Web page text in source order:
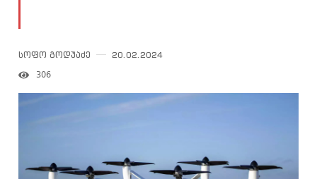
სოფო გოდუაძე 20.02.2024
306